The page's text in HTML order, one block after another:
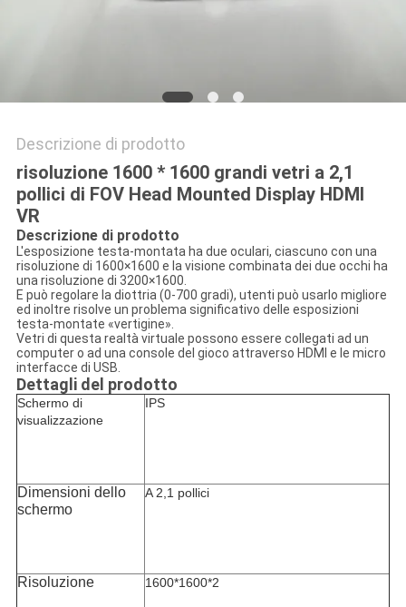
Descrizione di prodotto
risoluzione 1600 * 1600 grandi vetri a 2,1
pollici di FOV Head Mounted Display HDMI
VR
Descrizione di prodotto
L'esposizione testa-montata ha due oculari, ciascuno con una
risoluzione di 1600×1600 e la visione combinata dei due occhi ha
una risoluzione di 3200×1600.
E può regolare la diottria (0-700 gradi), utenti può usarlo migliore
ed inoltre risolve un problema significativo delle esposizioni
testa-montate «vertigine».
Vetri di questa realtà virtuale possono essere collegati ad un
computer o ad una console del gioco attraverso HDMI e le micro
interfacce di USB.
Dettagli del prodotto
Schermo di
visualizzazione
IPS
Dimensioni dello
schermo
A 2,1 pollici
Risoluzione 1600*1600*2